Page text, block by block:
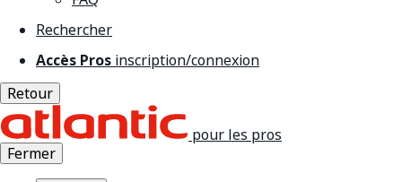
Rechercher
Accès Pros inscription/connexion
Retour
pour les pros
Fermer